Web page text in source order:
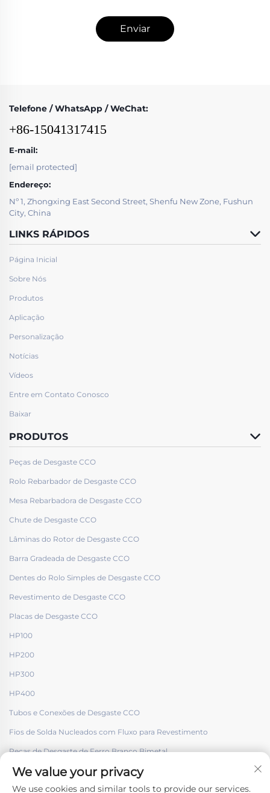
Enviar
Telefone / WhatsApp / WeChat:
+86-15041317415
E-mail:
[email protected]
Endereço:
Nº 1, Zhongxing East Second Street, Shenfu New Zone, Fushun
City, China
LINKS RÁPIDOS
Página Inicial
Sobre Nós
Produtos
Aplicação
Personalização
Notícias
Vídeos
Entre em Contato Conosco
Baixar
PRODUTOS
Peças de Desgaste CCO
Rolo Rebarbador de Desgaste CCO
Mesa Rebarbadora de Desgaste CCO
Chute de Desgaste CCO
Lâminas do Rotor de Desgaste CCO
Barra Gradeada de Desgaste CCO
Dentes do Rolo Simples de Desgaste CCO
Revestimento de Desgaste CCO
Placas de Desgaste CCO
HP100
HP200
HP300
HP400
Tubos e Conexões de Desgaste CCO
Fios de Solda Nucleados com Fluxo para Revestimento
Peças de Desgaste de Ferro Branco Bimetal
We value your privacy
We use cookies and similar tools to provide our services.